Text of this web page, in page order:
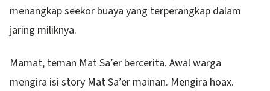
menangkap seekor buaya yang terperangkap dalam
jaring miliknya.
Mamat, teman Mat Sa’er bercerita. Awal warga
mengira isi story Mat Sa’er mainan. Mengira hoax.